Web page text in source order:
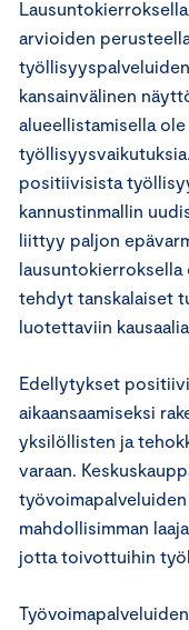
arvioiden
kansainvälinen
alueellistamisella
positiivisista
kannustinmallin
liittyy paljon
lausuntokierroksella
tehdyt tanskalaiset
luotettaviin
Edellytykset
aikaansaamiseksi
yksilöllisten ja
varaan.
mahdollisimman
jotta toivottuihin